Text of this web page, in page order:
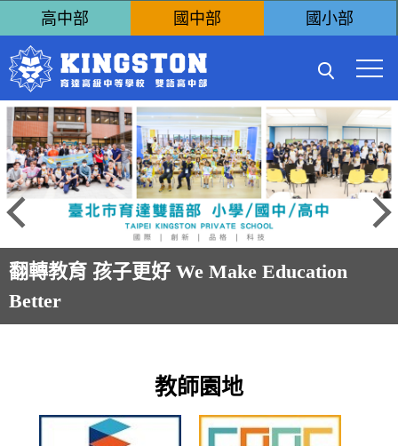
到
主
要
內
容
區
高中部 國中部 國小部
翻轉教育 孩子更好 We Make Education
Better
教師園地